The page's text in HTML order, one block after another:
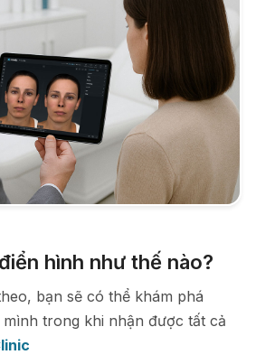
hình như thế nào?
bạn sẽ có thể khám phá
trong khi nhận được tất cả